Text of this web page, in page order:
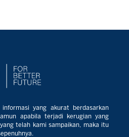
yang akurat berdasarkan
apabila terjadi kerugian yang
telah kami sampaikan, maka itu